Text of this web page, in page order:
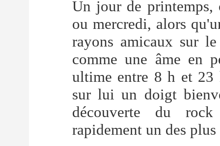
Un jour de
ou mercredi, alors
rayons amicaux sur
comme une âme en
ultime entre 8 h et 23
sur lui un doigt
découverte du
rapidement un des